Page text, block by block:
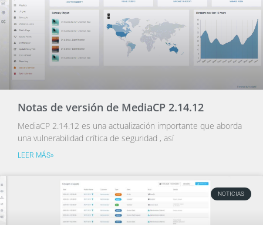
Notas de versión de MediaCP 2.14.12
MediaCP 2.14.12 es una actualización importante que aborda
una vulnerabilidad crítica de seguridad , así
LEER MÁS»
NOTICIAS